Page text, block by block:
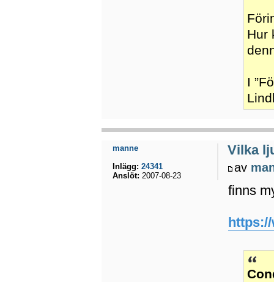
Hur
I
Vilka
av
finns
manne
Inlägg: 24341
Anslöt: 2007-08-23